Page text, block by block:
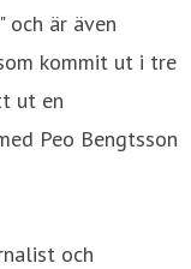
och är även
kommit ut i tre
ut en
Peo Bengtsson
och